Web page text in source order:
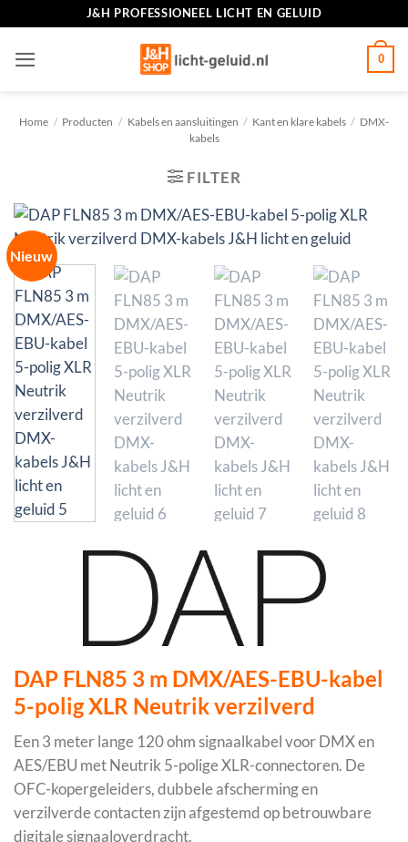
inhoud
J&H PROFESSIONEEL LICHT EN GELUID
0
Home / Producten / Kabels en aansluitingen / Kant en klare kabels / DMX-
kabels
FILTER
Nieuw
DAP FLN85 3 m DMX/AES-EBU-kabel
5-polig XLR Neutrik verzilverd
Een 3 meter lange 120 ohm signaalkabel voor DMX en
AES/EBU met Neutrik 5-polige XLR-connectoren. De
OFC-kopergeleiders, dubbele afscherming en
verzilverde contacten zijn afgestemd op betrouwbare
digitale signaaloverdracht.